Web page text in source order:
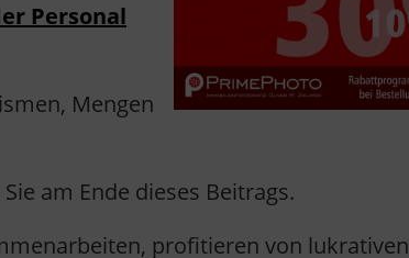
Personal
Mengen
am Ende dieses Beitrags.
profitieren von lukrativen